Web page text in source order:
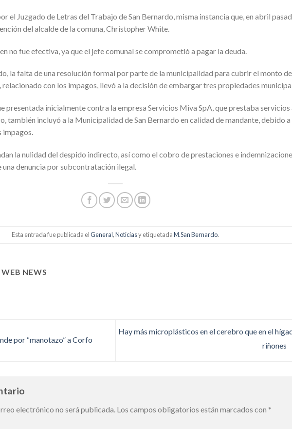
el Juzgado de Letras del Trabajo de San Bernardo, misma instancia que, en abril
del alcalde de la comuna, Christopher White.
no fue efectiva, ya que el jefe comunal se comprometió a pagar la deuda.
la falta de una resolución formal por parte de la municipalidad para cubrir el monto de
con los impagos, llevó a la decisión de embargar tres propiedades
presentada inicialmente contra la empresa Servicios Miva SpA, que prestaba servicios
también incluyó a la Municipalidad de San Bernardo en calidad de mandante, debido a
impagos.
la nulidad del despido indirecto, así como el cobro de prestaciones e
una denuncia por subcontratación ilegal.
Esta entrada fue publicada elGeneral,Noticiasy etiquetadaM.San Bernardo.
NEWS
por “manotazo” a Corfo
Hay más microplásticos en el cerebro que en el
riñones
electrónico no será publicada. Los campos obligatorios están marcados con *